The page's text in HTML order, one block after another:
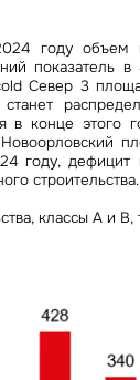
году объем
показатель
Север 3
конце этого
Новоорловский
году, дефицит
строительства.
классы А и В,